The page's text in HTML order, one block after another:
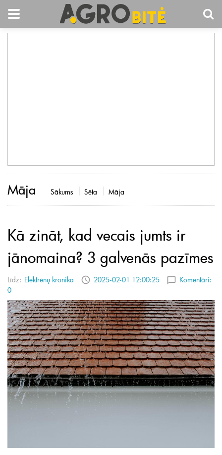
Māja Sākums Sēta Māja
Kā zināt, kad vecais jumts ir
jānomaina? 3 galvenās pazīmes
Līdz: Elektrėnų kronika 2025-02-01 12:00:25
Komentāri:
0